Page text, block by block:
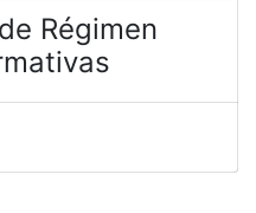
Régimen